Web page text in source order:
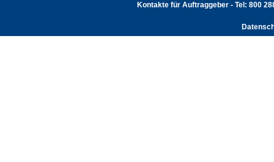
Kontakte für Auftraggeber - Tel: 800